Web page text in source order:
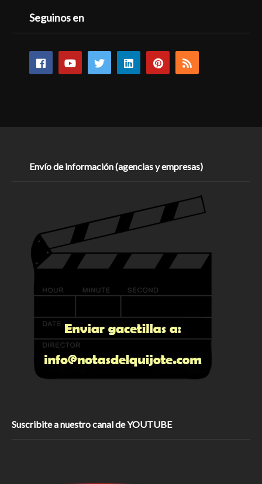
Seguinos en
Envío de información (agencias y empresas)
Suscribite a nuestro canal de YOUTUBE